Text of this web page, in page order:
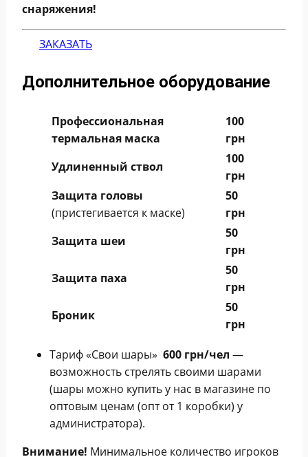
снаряжения!
ЗАКАЗАТЬ
Дополнительное оборудование
Профессиональная
термальная маска
100
грн
Удлиненный ствол
100
грн
Защита головы
(пристегивается к маске)
50
грн
Защита шеи
50
грн
Защита паха
50
грн
Броник
50
грн
Тариф «Свои шары» 600 грн/чел —
возможность стрелять своими шарами
(шары можно купить у нас в магазине по
оптовым ценам (опт от 1 коробки) у
администратора).
Внимание! Минимальное количество игроков